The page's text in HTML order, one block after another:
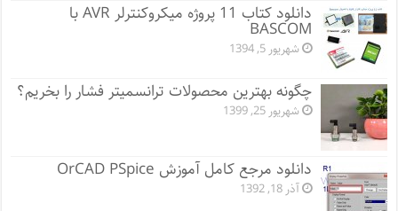
دانلود کتاب 11 پروژه میکروکنترلر AVR با
BASCOM
شهریور 5, 1394
چگونه بهترین محصولات ترانسمیتر فشار را بخریم؟
شهریور 25, 1399
دانلود مرجع کامل آموزش OrCAD PSpice
آذر 18, 1392